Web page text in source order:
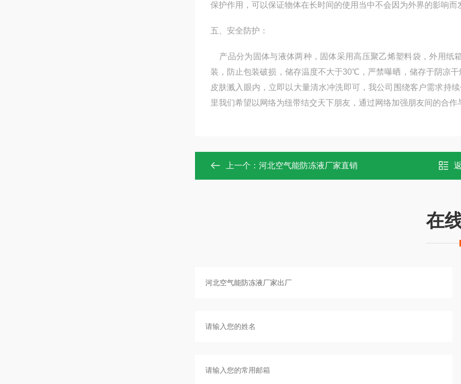
保护作用，可以保证物体在长时间的使用当中不会因为外界的影响而
五、安全防护：
产品分为固体与液体两种，固体采用高压聚乙烯塑料袋，外用纸
装，防止包装破损，储存温度不大于30℃，严禁曝晒，储存于阴凉
皮肤溅入眼内，立即以大量清水冲洗即可，我公司围绕客户需求持
里我们希望以网络为纽带结交天下朋友，通过网络加强朋友间的合
上一个： 河北空气能防冻液厂家直销
在